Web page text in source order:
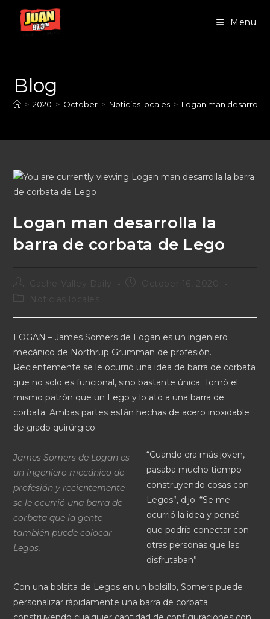
Menu
Blog
> 2020 > October > Noticias locales > Logan man
Logan man desarrolla la
barra de corbata de Lego
October 16, 2020
Noticias locales
LOGAN – James Somers de Logan es un ingeniero
mecánico de Northrup Grumman de profesión.
Recientemente se le ocurrió una idea de barra de corbata
que no solo es funcional, sino bastante única. Tomó el
mismo patrón que un Lego y lo ató a una barra de
corbata. Ambas partes están hechas de acero inoxidable
de grado quirúrgico.
James Somers de Logan es
un ingeniero mecánico de
profesión y recientemente
se le ocurrió una barra de
corbata que la gente
también puede colocar
Legos.
“Cuando era más joven,
pasaba mucho tiempo
construyendo cosas con
Legos”, dijo. “Se me
ocurrió la idea y pensé
que podría conectar con
otras personas que las
disfrutaban”.
Con una bolsita de Legos en un bolsillo, Somers puede
personalizar rápidamente una barra de corbata